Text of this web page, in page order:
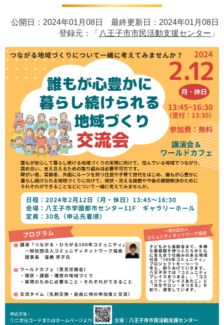
公開日：2024年01月08日 最終更新日：2024年01月08日
登録元：「 八王子市市民活動支援センター 」